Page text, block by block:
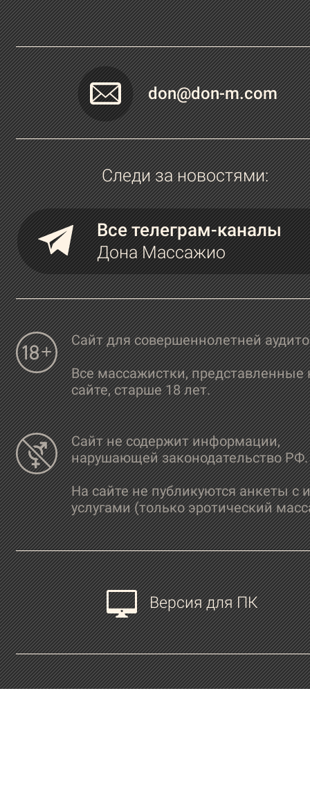
don@don-m.com
Следи за новостями:
Все телеграм-каналы
Дона Массажио
Сайт для совершеннолетней
Все массажистки, представленные
сайте, старше 18 лет.
Сайт не содержит информации,
нарушающей законодательство РФ.
На сайте не публикуются анкеты с
услугами (только эротический
Версия для ПК